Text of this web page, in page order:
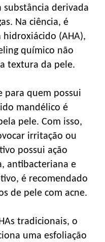
substância derivada
Na ciência, é
(AHA),
químico não
textura da pele.
para quem possui
mandélico é
pele. Com isso,
irritação ou
possui ação
antibacteriana e
é recomendado
de pele com acne.
tradicionais, o
uma esfoliação